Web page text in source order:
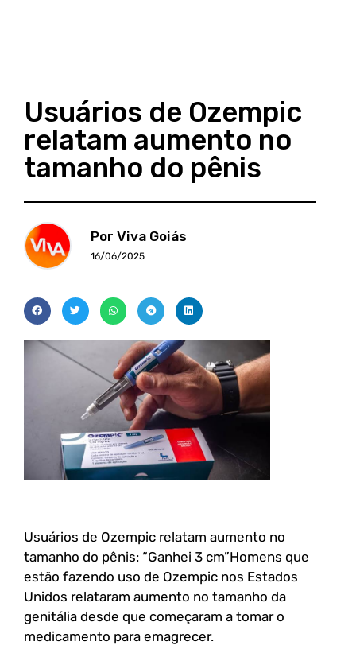
Usuários de Ozempic
relatam aumento no
tamanho do pênis
Por Viva Goiás
16/06/2025
Usuários de Ozempic relatam aumento no
tamanho do pênis: “Ganhei 3 cm”Homens que
estão fazendo uso de Ozempic nos Estados
Unidos relataram aumento no tamanho da
genitália desde que começaram a tomar o
medicamento para emagrecer.